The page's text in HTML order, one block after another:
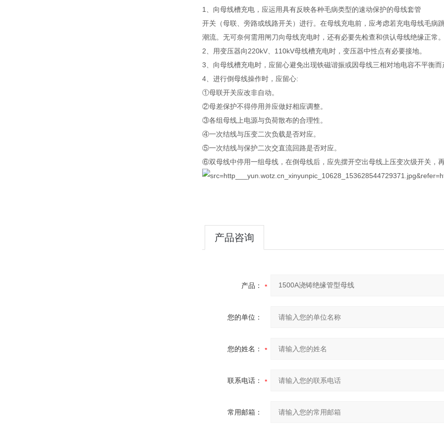
1、向母线槽充电，应运用具有反映各种毛病类型的速动保护的母线套管
开关（母联、旁路或线路开关）进行。在母线充电前，应考虑若充电母线毛病
潮流。无可奈何需用闸刀向母线充电时，还有必要先检查和供认母线绝缘正常
2、用变压器向220kV、110kV母线槽充电时，变压器中性点有必要接地。
3、向母线槽充电时，应留心避免出现铁磁谐振或因母线三相对地电容不平衡
4、进行倒母线操作时，应留心:
①母联开关应改非自动。
②母差保护不得停用并应做好相应调整。
③各组母线上电源与负荷散布的合理性。
④一次结线与压变二次负载是否对应。
⑤一次结线与保护二次交直流回路是否对应。
⑥双母线中停用一组母线，在倒母线后，应先摆开空出母线上压变次级开关，
产品咨询
产品：
您的单位：
您的姓名：
联系电话：
常用邮箱：